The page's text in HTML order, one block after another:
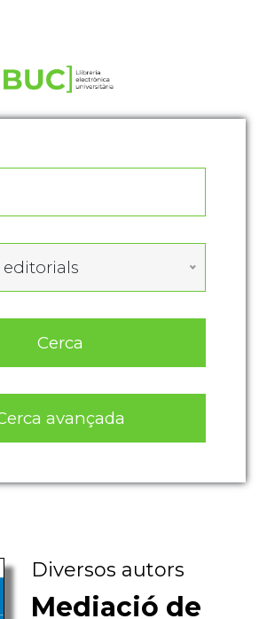
editorials
Cerca
avançada
Diversos autors
Mediació de